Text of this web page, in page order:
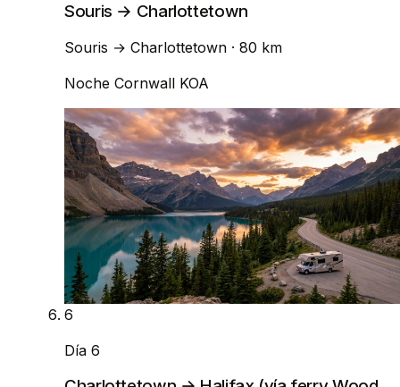
Souris → Charlottetown
Souris → Charlottetown · 80 km
Noche Cornwall KOA
6
Día 6